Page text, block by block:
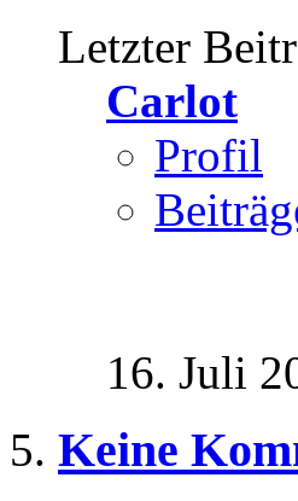
Letzter
Carlot
Profil
16. Juli
Keine